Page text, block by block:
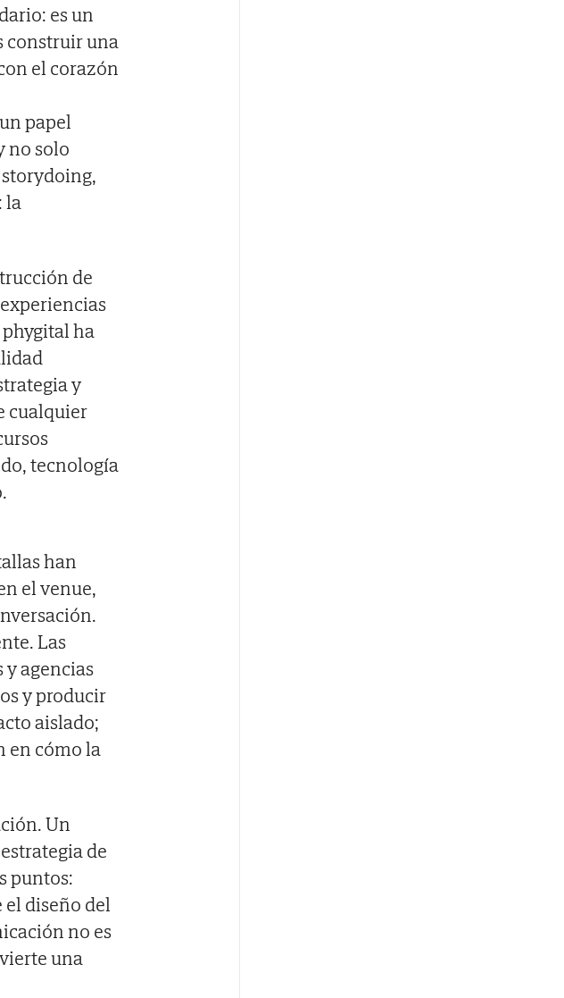
es un
construir una
el corazón
papel
no solo
la
de
ha
y
cualquier
tecnología
han
el venue,
Las
agencias
y producir
aislado;
en cómo la
Un
de
puntos:
el diseño del
no es
una